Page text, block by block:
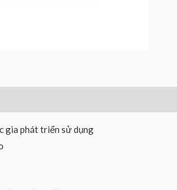
gia phát triển sử dụng